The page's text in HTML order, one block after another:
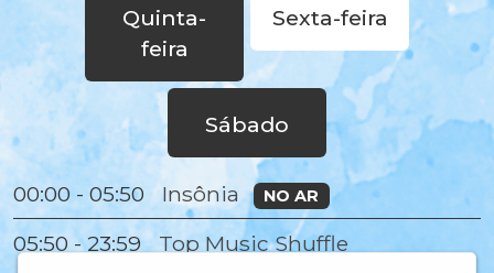
Quinta-
feira
Sexta-feira
Sábado
00:00 - 05:50 Insônia NO AR
05:50 - 23:59 Top Music Shuffle